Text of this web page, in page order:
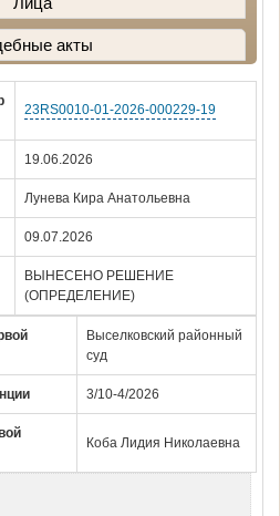
акты
23RS0010-01-2026-000229-19
19.06.2026
Лунева Кира Анатольевна
09.07.2026
ВЫНЕСЕНО РЕШЕНИЕ
(ОПРЕДЕЛЕНИЕ)
Выселковский районный
суд
3/10-4/2026
Коба Лидия Николаевна